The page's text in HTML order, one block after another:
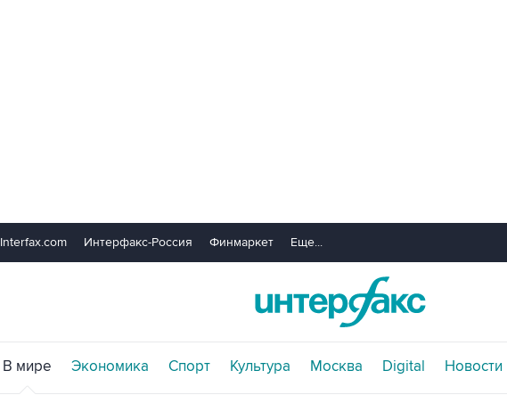
Interfax.com Интерфакс-Россия Финмаркет Еще...
В мире Экономика Спорт Культура Москва Digital Новости